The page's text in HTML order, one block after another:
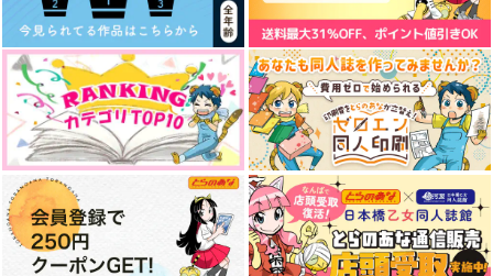
空白に棲む怪物
黒糖書房
1,430円（税込）
五条悟×夏油傑
サンプル
作品詳細
雨音と、君と。
黒糖書房
1,430円（税込）
五条悟×夏油傑
サンプル
作品詳細
インクブルーに誓って
黒糖書房
1,430円（税込）
五条悟×夏油傑
サンプル
作品詳細
サンプル
カート
サンプル
カート
サンプル
カート
if my wish come true
不可能犯罪捜査課
専売 707円（税込）
呪術廻戦
五条悟×夏油傑
サンプル
カート